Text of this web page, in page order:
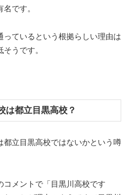
です。
っているという根拠らしい理由は
うです。
は都立目黒高校？
都立目黒高校ではないかという噂
コメントで「目黒川高校です